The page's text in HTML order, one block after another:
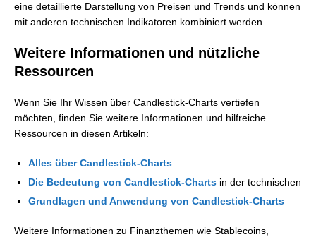
eine detaillierte Darstellung von Preisen und Trends und können
mit anderen technischen Indikatoren kombiniert werden.
Weitere Informationen und nützliche
Ressourcen
Wenn Sie Ihr Wissen über Candlestick-Charts vertiefen
möchten, finden Sie weitere Informationen und hilfreiche
Ressourcen in diesen Artikeln:
Alles über Candlestick-Charts
Die Bedeutung von Candlestick-Charts in der technischen
Grundlagen und Anwendung von Candlestick-Charts
Weitere Informationen zu Finanzthemen wie Stablecoins,